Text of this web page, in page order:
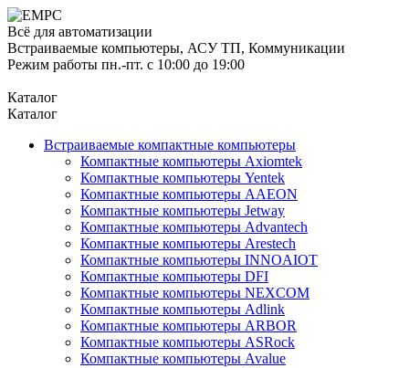
Всё для автоматизации
Встраиваемые компьютеры, АСУ ТП, Коммуникации
Режим работы пн.-пт. с 10:00 до 19:00
Каталог
Каталог
Встраиваемые компактные компьютеры
Компактные компьютеры Axiomtek
Компактные компьютеры Yentek
Компактные компьютеры AAEON
Компактные компьютеры Jetway
Компактные компьютеры Advantech
Компактные компьютеры Arestech
Компактные компьютеры INNOAIOT
Компактные компьютеры DFI
Компактные компьютеры NEXCOM
Компактные компьютеры Adlink
Компактные компьютеры ARBOR
Компактные компьютеры ASRock
Компактные компьютеры Avalue